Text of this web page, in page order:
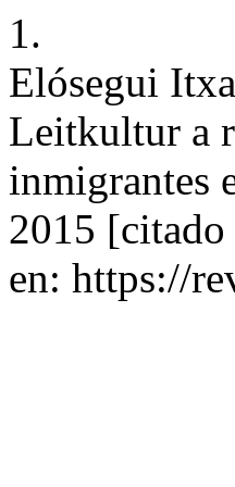
1.
Elósegui
Leitkultur a
inmigrantes
2015
en: https://